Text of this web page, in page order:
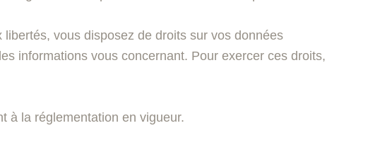
vous disposez de droits sur vos données
informations vous concernant. Pour exercer ces droits,
à la réglementation en vigueur.